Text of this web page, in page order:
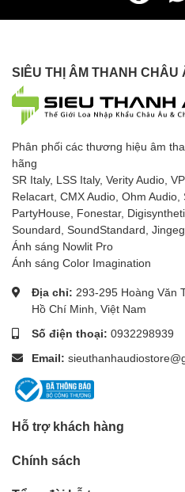
SIÊU THỊ ÂM THANH CHÂU
Phân phối các thương hiệu âm
hãng
SR Italy, LSS Italy, Verity Audio,
Relacart, CMX Audio, Ohm
PartyHouse, Fonestar,
Soundard, SoundStandard,
Ánh sáng Nowlit Pro
Ánh sáng Color Imagination
Địa chỉ: 293-295 Hoàng Văn
Hồ Chí Minh, Việt Nam
Số điện thoại: 0932298939
Email:
Hỗ trợ khách hàng
Chính sách